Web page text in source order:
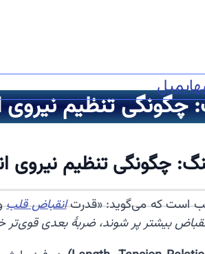
ایمیل
چگونگی تنظیم
چگونگی تنظیم
است که می‌گوید: «قدرتانقباض قلب
بیشتر پر شوند، ضربهٔ بعدی قوی‌تر